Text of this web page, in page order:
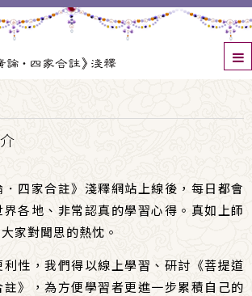
．四家合註》淺釋網站上線後，每日都會
各地、非常認真的學習心得。真如上師
家對聞思的熱忱。
性，我們得以線上學習、研討《菩提道
》，為方便學習者更進一步累積自己的